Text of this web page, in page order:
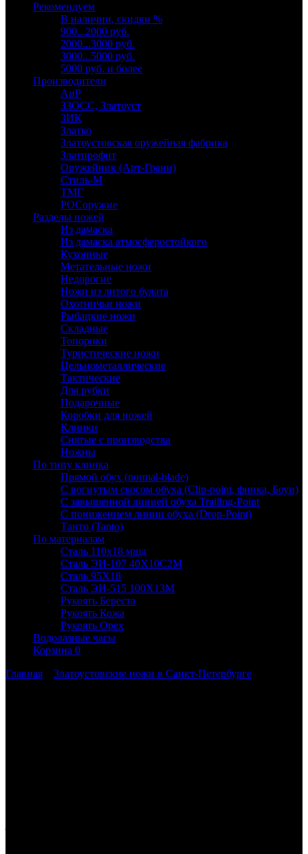
Рекомендуем
В наличии, скидки %
900...2000 руб.
2000...3000 руб.
3000...5000 руб.
5000 руб. и более
Производители
АиР
ЗЗОСС, Златоуст
ЗИК
Златко
Златоустовская оружейная фабрика
Златпрофит
Оружейник (Арт-Грани)
Стиль-М
ТМГ
РОСоружие
Разделы ножей
Из дамаска
Из дамаска атмосферостойкого
Кухонные
Метательные ножи
Недорогие
Ножи из литого булата
Охотничьи ножи
Рыбацкие ножи
Складные
Топорики
Туристические ножи
Цельнометаллические
Тактические
Для рубки
Подарочные
Коробки для ножей
Клинки
Снятые с производства
Ножны
По типу клинка
Прямой обух (normal-blade)
С вогнутым скосом обуха (Clip-point, финка, Боуи)
С завышенной линией обуха Trailing-Point
С понижением линии обуха (Drop-Point)
Танто (Tanto)
По материалам
Сталь 110х18 мшд
Сталь ЭИ-107 40Х10С2М
Сталь 95Х18
Сталь ЭИ-515 100Х13М
Рукоять Береста
Рукоять Кожа
Рукоять Орех
Водолазные часы
Корзина 0
Главная
Златоустовские ножи в Санкт-Петербурге